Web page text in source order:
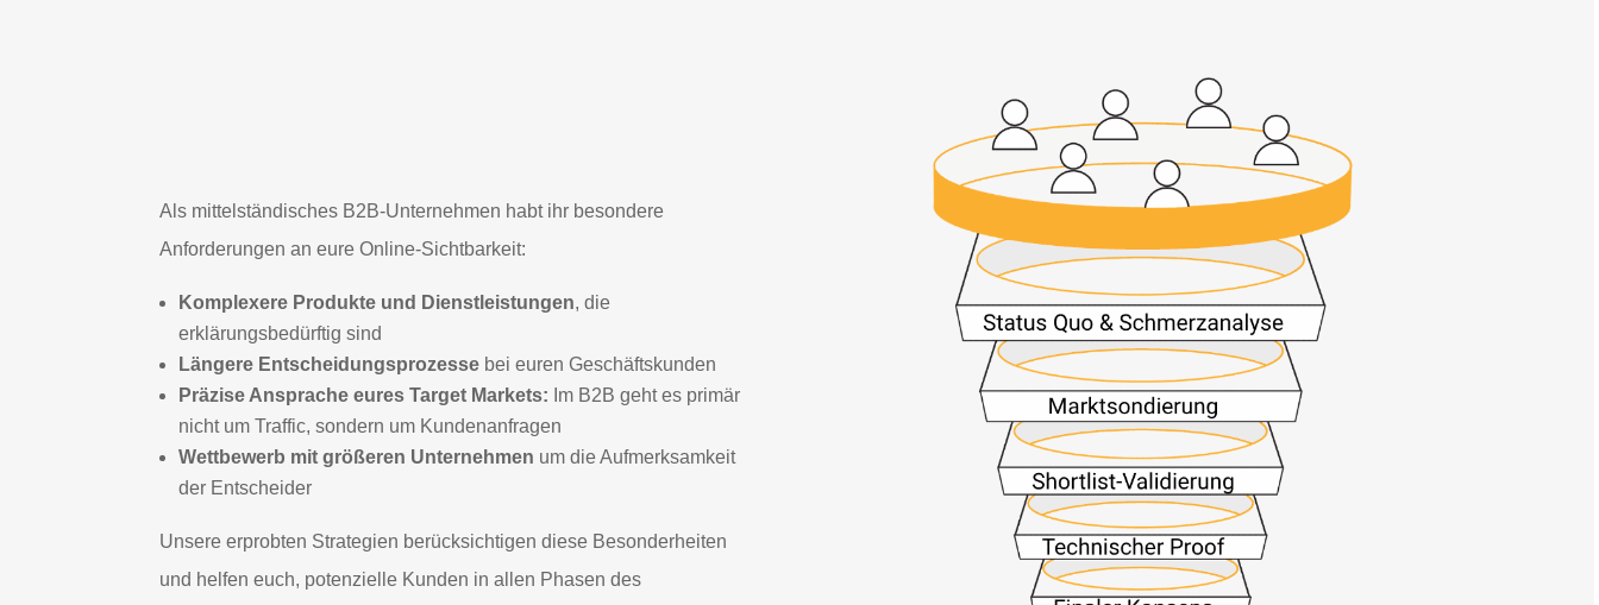
Als mittelständisches B2B-Unternehmen habt ihr besondere
Anforderungen an eure Online-Sichtbarkeit:
Komplexere Produkte und Dienstleistungen, die
erklärungsbedürftig sind
Längere Entscheidungsprozesse bei euren Geschäftskunden
Präzise Ansprache eures Target Markets: Im B2B geht es primär
nicht um Traffic, sondern um Kundenanfragen
Wettbewerb mit größeren Unternehmen um die Aufmerksamkeit
der Entscheider
Unsere erprobten Strategien berücksichtigen diese Besonderheiten
und helfen euch, potenzielle Kunden in allen Phasen des